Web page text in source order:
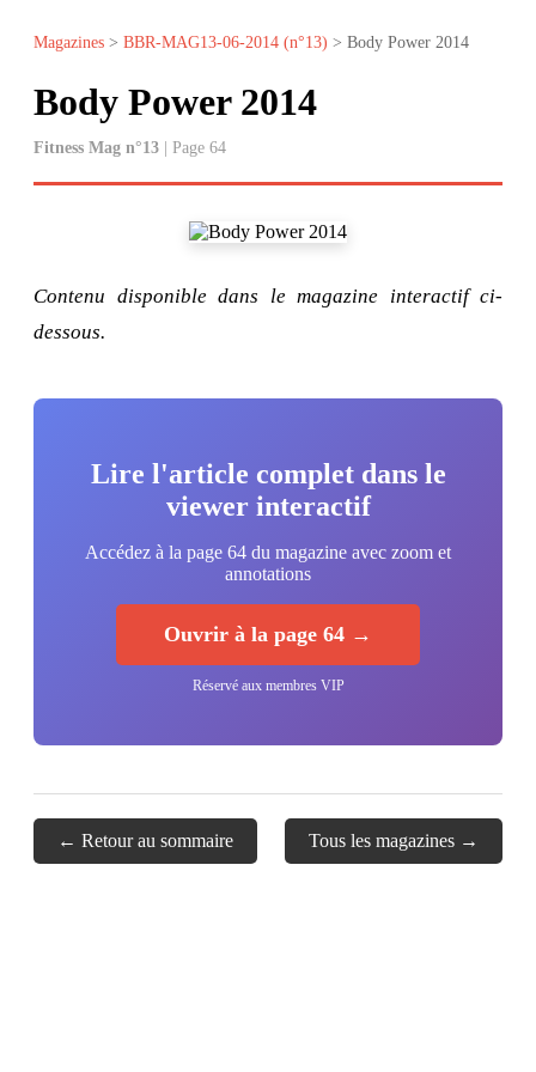
Magazines > BBR-MAG13-06-2014 (n°13) > Body Power 2014
Body Power 2014
Fitness Mag n°13 | Page 64
Contenu disponible dans le magazine interactif ci-
dessous.
Lire l'article complet dans le
viewer interactif
Accédez à la page 64 du magazine avec zoom et
annotations
Ouvrir à la page 64 →
Réservé aux membres VIP
← Retour au sommaire Tous les magazines →